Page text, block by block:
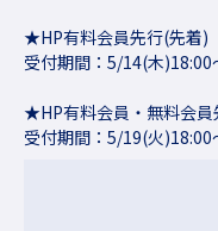
★HP有料会員先行(先着)
受付期間：5/14(木
★HP有料会員・無料会員
受付期間：5/19(火